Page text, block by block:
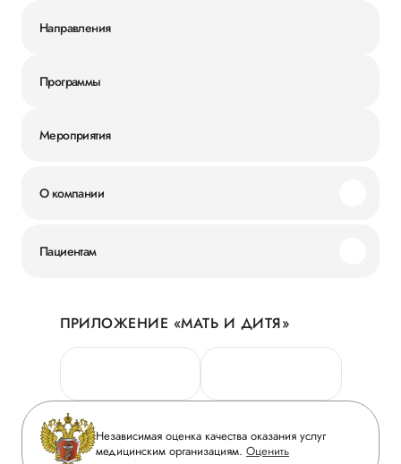
Направления
Программы
Мероприятия
О компании
Новости
Руководство
Сотрудничество
Инвесторам
Журнал «Мать и дитя»
Пациентам
Личный кабинет
Персональные данные
Горячая линия качества
Вопрос-ответ
Приложение пациента
ПРИЛОЖЕНИЕ «МАТЬ И ДИТЯ»
Независимая оценка качества оказания услуг
медицинским организациям. Оценить